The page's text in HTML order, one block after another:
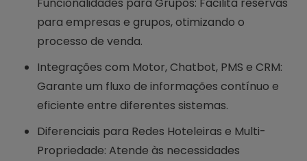
Funcionalidades para Grupos: Facilita reservas
para empresas e grupos, otimizando o
processo de venda.
Integrações com Motor, Chatbot, PMS e CRM:
Garante um fluxo de informações contínuo e
eficiente entre diferentes sistemas.
Diferenciais para Redes Hoteleiras e Multi-
Propriedade: Atende às necessidades